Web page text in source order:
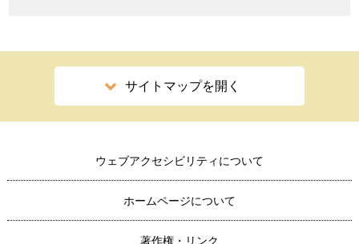
サイトマップを開く
ウェブアクセシビリティについて
ホームページについて
著作権・リンク